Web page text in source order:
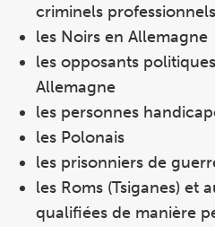
criminels
les Noirs en Allemagne
les opposants
Allemagne
les personnes
les Polonais
les prisonniers de
les Roms (Tsiganes) et
qualifiées de manière